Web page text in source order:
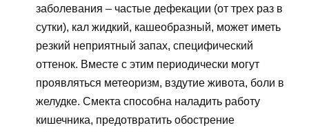
заболевания – частые дефекации (от трех раз в
сутки), кал жидкий, кашеобразный, может иметь
резкий неприятный запах, специфический
оттенок. Вместе с этим периодически могут
проявляться метеоризм, вздутие живота, боли в
желудке. Смекта способна наладить работу
кишечника, предотвратить обострение